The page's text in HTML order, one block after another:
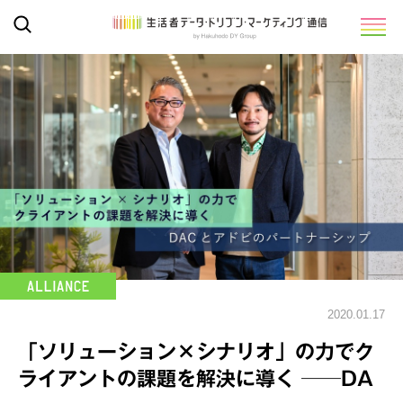
2020.01.17
「ソリューション×シナリオ」の力でク
ライアントの課題を解決に導く ──DA